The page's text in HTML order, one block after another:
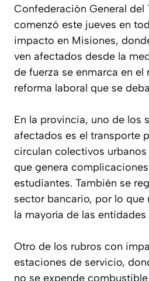
Confederación General del
comenzó este jueves en
impacto en Misiones,
ven afectados desde la
de fuerza se enmarca en el
reforma laboral que se
En la provincia, uno de los
afectados es el transporte
circulan colectivos
que genera
estudiantes. También se
sector bancario, por lo que
la mayoría de las entidades
Otro de los rubros con
estaciones de servicio,
no se expende